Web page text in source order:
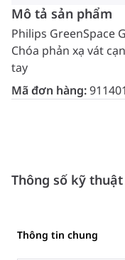
Mô tả sản phẩm
Philips GreenSpace
Chóa phản xạ vát
tay
Mã đơn hàng:
Thông số kỹ thuật
Thông tin chung